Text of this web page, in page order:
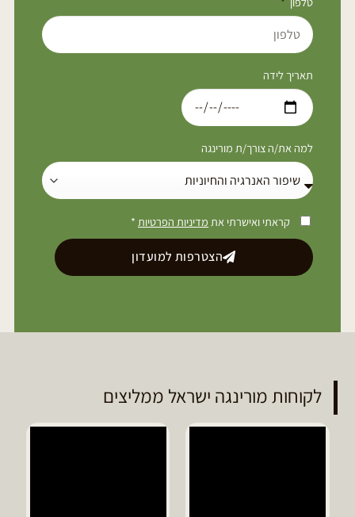
תאריך לידה
למה את/ה צורך/ת מורינגה
קראתי ואישרתי את מדיניות הפרטיות *
הצטרפות למועדון
לקוחות מורינגה ישראל ממליצים